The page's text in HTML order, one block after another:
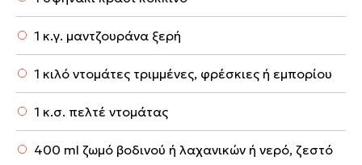
1 κ.γ. μαντζουράνα ξερή
1 κιλό ντομάτες τριμμένες, φρέσκιες ή εμπορίου
1 κ.σ. πελτέ ντομάτας
400 ml ζωμό βοδινού ή λαχανικών ή νερό, ζεστό